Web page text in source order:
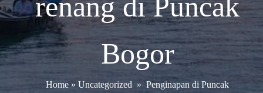
Bogor
Home » Uncategorized » Penginapan di Puncak